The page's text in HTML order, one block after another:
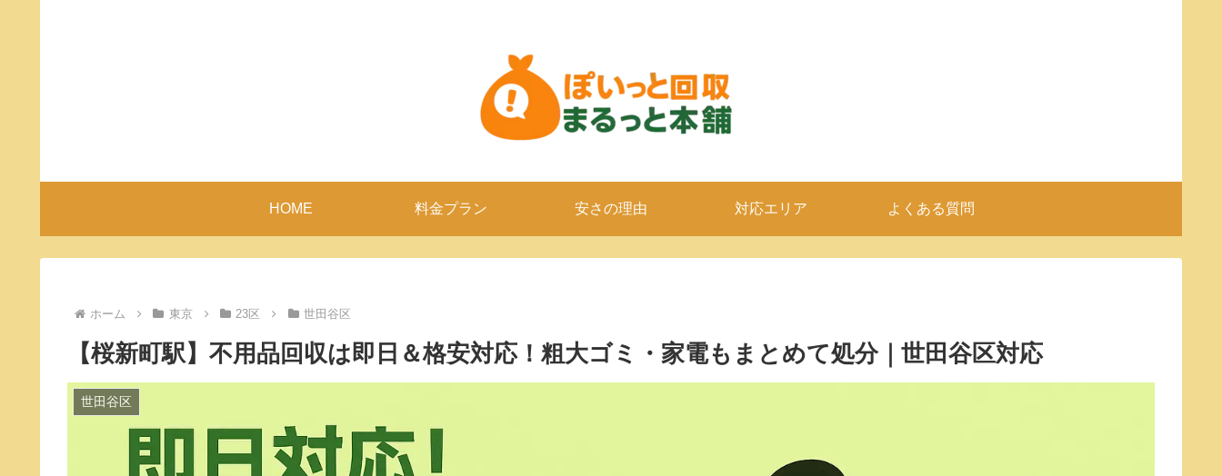
HOME 料金プラン 安さの理由 対応エリア よくある質問
ホーム 東京 23区 世田谷区
【桜新町駅】不用品回収は即日＆格安対応！粗大ゴミ・家電もまとめて処分｜世田谷区対応
世田谷区